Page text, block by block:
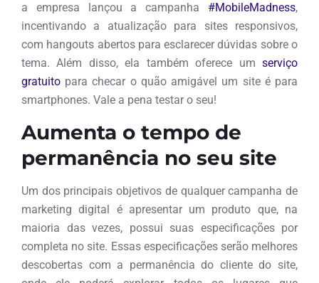
a empresa lançou a campanha #MobileMadness,
incentivando a atualização para sites responsivos,
com hangouts abertos para esclarecer dúvidas sobre o
tema. Além disso, ela também oferece um serviço
gratuito para checar o quão amigável um site é para
smartphones. Vale a pena testar o seu!
Aumenta o tempo de
permanência no seu site
Um dos principais objetivos de qualquer campanha de
marketing digital é apresentar um produto que, na
maioria das vezes, possui suas especificações por
completa no site. Essas especificações serão melhores
descobertas com a permanência do cliente do site,